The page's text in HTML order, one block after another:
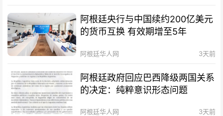
阿根廷央行与中国续约200亿美元
的货币互换 有效期增至5年
阿根廷华人网 3天前
阿根廷政府回应巴西降级两国关系
的决定：纯粹意识形态问题
阿根廷华人网 3天前